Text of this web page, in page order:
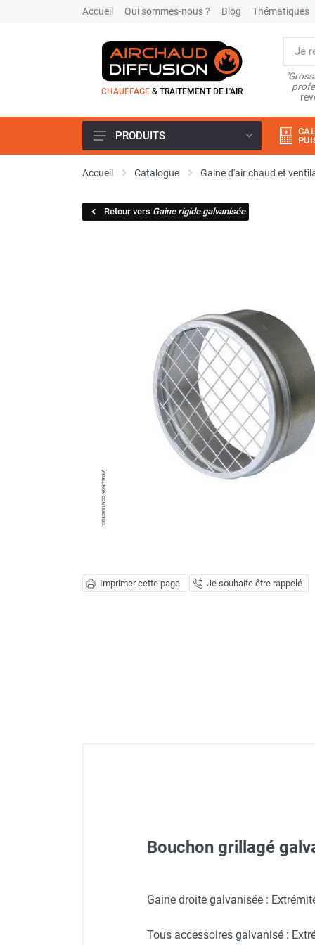
Accueil Qui sommes-nous ? Blog Thématiques
CHAUFFAGE & TRAITEMENT DE L'AIR
Climatiseur
Climatiseur mobile résidentiel et
Rafraichisseur d’air fixe
Coffret de brumisation
Ventilateur brumisateur
Ventilateur / extracteur d'air mobile
Ventilateur industriel
Ventilateur de chantier
Ventilateur centrifuge
Ventilateur de sol
Ventilateur sur pied
Ventilateur de bureau
Extracteur d'air mural centrifuge
Déshumidificateur fixe
Déshumidificateur de maison et de
Déshydrateur
Purificateur d'air
PRODUITS
Accueil Catalogue Gaine d'air chaud et
Retour vers Gaine rigide galvanisée
Imprimer cette page Je souhaite être rappelé
Bouchon grillagé
Gaine droite galvanisée :
Tous accessoires galvanisé :